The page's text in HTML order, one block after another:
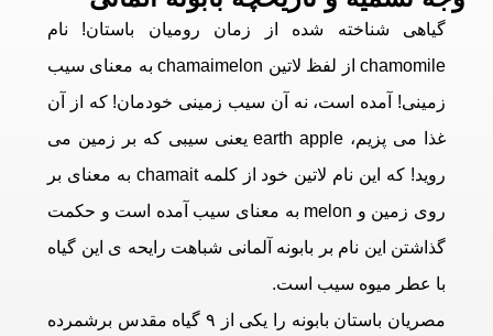
گیاهی شناخته شده از زمان رومیان باستان! نام
chamomile از لفظ لاتین chamaimelon به معناى سیب
زمینی! آمده است، نه آن سیب زمینی خودمان! که از آن
غذا می پزیم، earth apple یعنی سیبی که بر زمین می
روید! که این نام لاتین خود از کلمه chamait به معنای بر
روی زمین و melon به معنای سیب آمده است و حکمت
گذاشتن این نام بر بابونه آلمانی شباهت رایحه ی این گیاه
با عطر میوه سیب است.
مصریان باستان بابونه را یکی از ۹ گیاه مقدس برشمرده